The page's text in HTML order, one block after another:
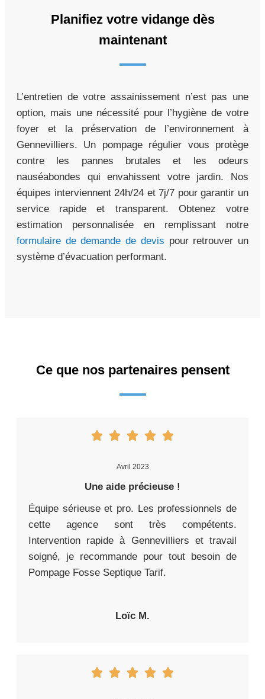
Planifiez votre vidange dès
maintenant
L’entretien de votre assainissement n’est pas une
option, mais une nécessité pour l’hygiène de votre
foyer et la préservation de l’environnement à
Gennevilliers. Un pompage régulier vous protège
contre les pannes brutales et les odeurs
nauséabondes qui envahissent votre jardin. Nos
équipes interviennent 24h/24 et 7j/7 pour garantir un
service rapide et transparent. Obtenez votre
estimation personnalisée en remplissant notre
formulaire de demande de devis pour retrouver un
système d’évacuation performant.
Ce que nos partenaires pensent
Avril 2023
Une aide précieuse !
Équipe sérieuse et pro. Les professionnels de
cette agence sont très compétents.
Intervention rapide à Gennevilliers et travail
soigné, je recommande pour tout besoin de
Pompage Fosse Septique Tarif.
Loïc M.